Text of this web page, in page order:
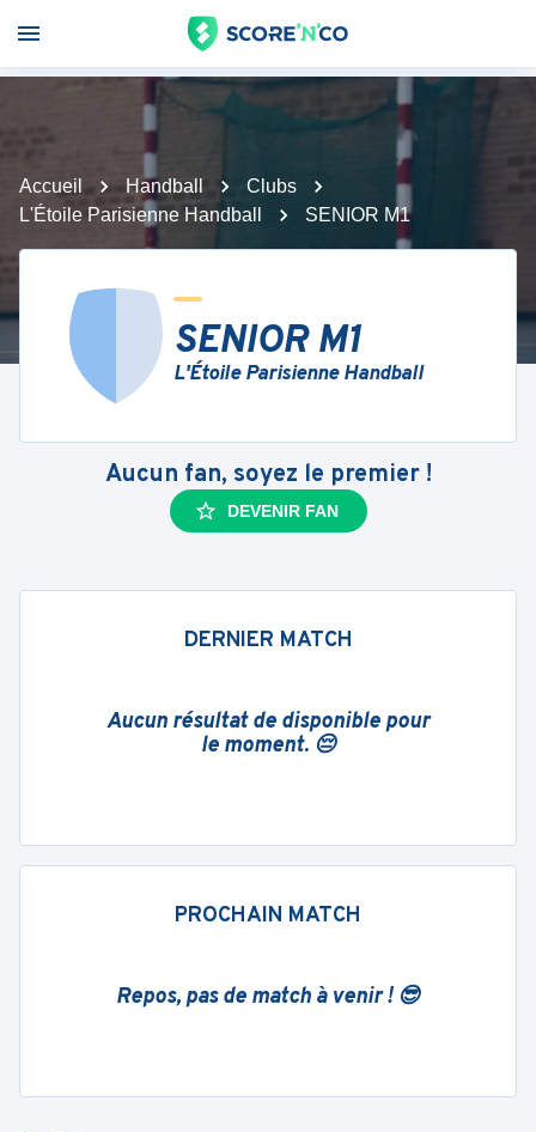
Accueil Handball
Clubs
L'Étoile Parisienne Handball
SENIOR M1
SENIOR M1
L'Étoile Parisienne Handball
Aucun fan, soyez le premier !
DEVENIR FAN
DERNIER MATCH
Aucun résultat de disponible pour
le moment. 😔
PROCHAIN MATCH
Repos, pas de match à venir ! 😎